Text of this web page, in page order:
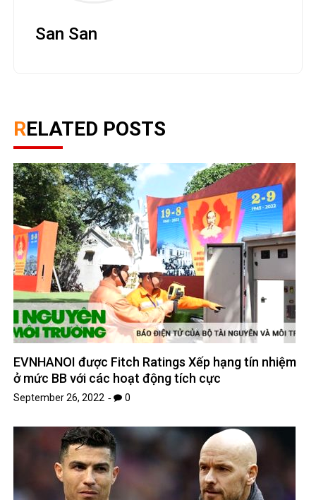
San San
RELATED POSTS
EVNHANOI được Fitch Ratings Xếp hạng tín nhiệm
ở mức BB với các hoạt động tích cực
September 26, 2022 0